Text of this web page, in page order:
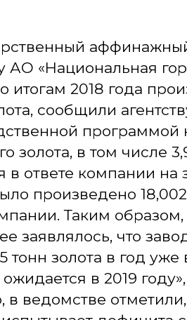
АО «Национальная
итогам 2018 года
сообщили
программой
золота, в том числе
в ответе компании на
произведено
Таким
заявлялось, что
золота в год уже
в 2019
в ведомстве